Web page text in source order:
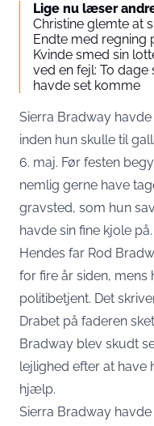
Lige nu læser
Christine glemte at
Endte med regning
Kvinde smed sin
ved en fejl: To
havde set komme
Sierra Bradway
inden hun skulle til
6. maj. Før festen
nemlig gerne have
gravsted, som hun
havde sin fine kjole på.
Hendes far Rod
for fire år siden, mens
politibetjent. Det
Drabet på faderen
Bradway blev skudt
lejlighed efter at have
hjælp.
Sierra Bradway